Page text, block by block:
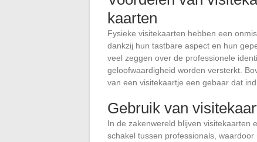
kaarten
Fysieke visitekaarten hebben een
dankzij hun tastbare aspect en hun
veel zeggen over de professionele
geloofwaardigheid worden versterkt.
van een visitekaartje een gebaar dat
Gebruik van
In de zakenwereld blijven visitekaarten
schakel tussen professionals,